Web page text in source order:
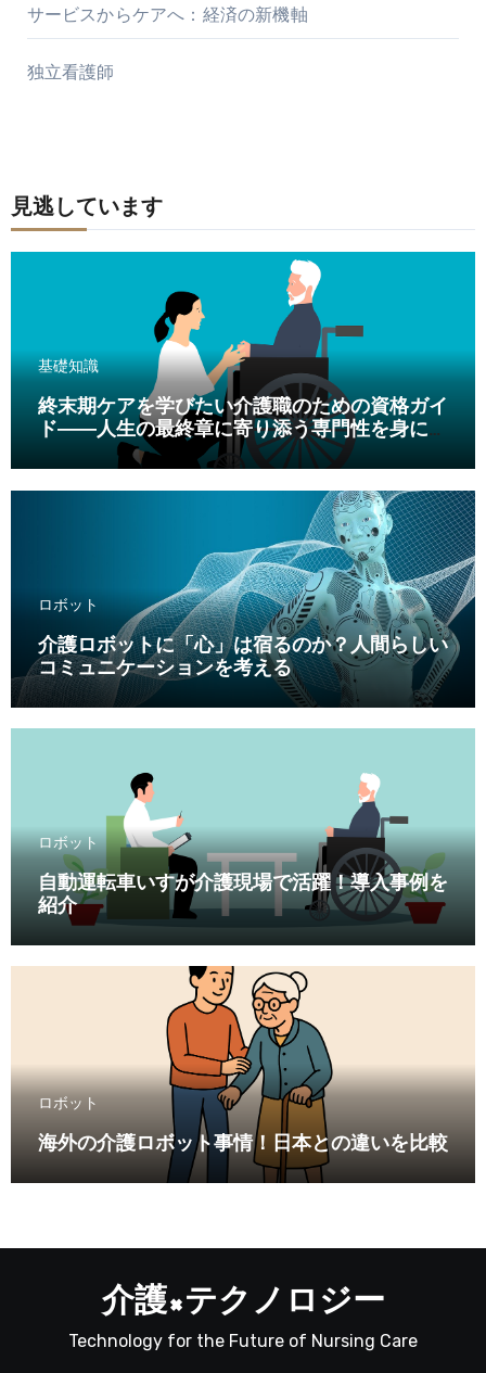
サービスからケアへ：経済の新機軸
独立看護師
見逃しています
基礎知識
終末期ケアを学びたい介護職のための資格ガイ
ド――人生の最終章に寄り添う専門性を身につ
ロボット
介護ロボットに「心」は宿るのか？人間らしい
コミュニケーションを考える
ロボット
自動運転車いすが介護現場で活躍！導入事例を
紹介
ロボット
海外の介護ロボット事情！日本との違いを比較
介護×テクノロジー
Technology for the Future of Nursing Care